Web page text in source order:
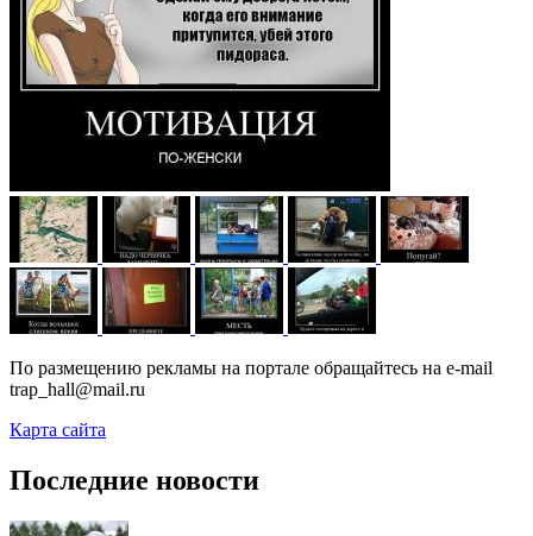
По размещению рекламы на портале обращайтесь на e-mail
trap_hall@mail.ru
Карта сайта
Последние новости